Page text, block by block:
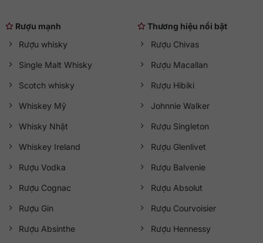
Rượu mạnh
Rượu whisky
Single Malt Whisky
Scotch whisky
Whiskey Mỹ
Whisky Nhật
Whiskey Ireland
Rượu Vodka
Rượu Cognac
Rượu Gin
Rượu Absinthe
Thương hiệu nổi bật
Rượu Chivas
Rượu Macallan
Rượu Hibiki
Johnnie Walker
Rượu Singleton
Rượu Glenlivet
Rượu Balvenie
Rượu Absolut
Rượu Courvoisier
Rượu Hennessy